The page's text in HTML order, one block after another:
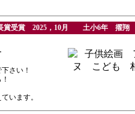
長賞受賞 2025，10月 土小6年 擢翔
さい！
います。